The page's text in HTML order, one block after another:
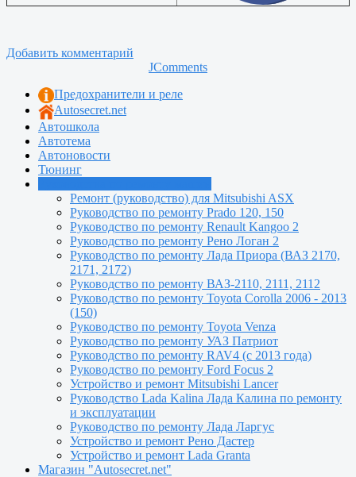
Добавить комментарий
JComments
Предохранители и реле
Autosecret.net
Автошкола
Автотема
Автоновости
Тюнинг
Ремонт (руководство) для Mitsubishi ASX
Руководство по ремонту Prado 120, 150
Руководство по ремонту Renault Kangoo 2
Руководство по ремонту Рено Логан 2
Руководство по ремонту Лада Приора (ВАЗ 2170,
2171, 2172)
Руководство по ремонту ВАЗ-2110, 2111, 2112
Руководство по ремонту Toyota Сorolla 2006 - 2013
(150)
Руководство по ремонту Toyota Venza
Руководство по ремонту УАЗ Патриот
Руководство по ремонту RAV4 (с 2013 года)
Руководство по ремонту Ford Focus 2
Устройство и ремонт Mitsubishi Lancer
Руководство Lada Kalina Лада Калина по ремонту
и эксплуатации
Руководство по ремонту Лада Ларгус
Устройство и ремонт Рено Дастер
Устройство и ремонт Lada Granta
Магазин "Autosecret.net"